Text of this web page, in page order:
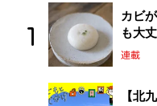
カビ
も大
連載
【北